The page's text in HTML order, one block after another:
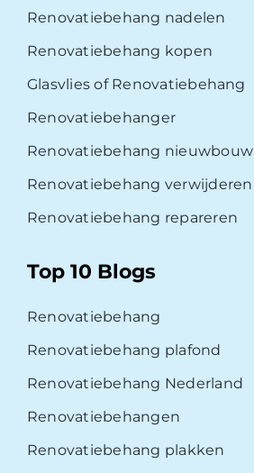
Renovatiebehang nadelen
Renovatiebehang kopen
Glasvlies of Renovatiebehang
Renovatiebehanger
Renovatiebehang nieuwbouw
Renovatiebehang verwijderen
Renovatiebehang repareren
Top 10 Blogs
Renovatiebehang
Renovatiebehang plafond
Renovatiebehang Nederland
Renovatiebehangen
Renovatiebehang plakken